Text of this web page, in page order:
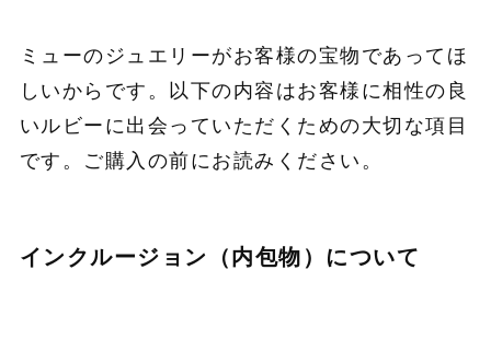
ミューのジュエリーがお客様の宝物であってほ
しいからです。以下の内容はお客様に相性の良
いルビーに出会っていただくための大切な項目
です。ご購入の前にお読みください。
インクルージョン（内包物）について